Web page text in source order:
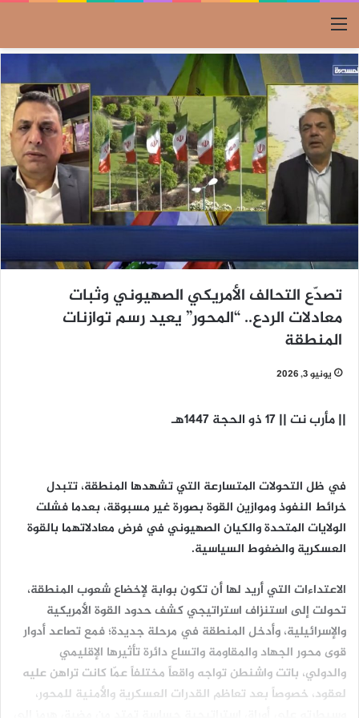
القائمة
تصدّع التحالف الأمريكي الصهيوني وثبات
معادلات الردع.. “المحور” يعيد رسم توازنات
المنطقة
يونيو 3, 2026
|| مأرب نت || 17 ذو الحجة 1447هـ
في ظل التحولات المتسارعة التي تشهدها المنطقة، تتبدل
خرائط النفوذ وموازين القوة بصورة غير مسبوقة، بعدما فشلت
الولايات المتحدة والكيان الصهيوني في فرض معادلاتهما بالقوة
العسكرية والضغوط السياسية.
الاعتداءات التي أريد لها أن تكون بوابة لإخضاع شعوب المنطقة،
تحولت إلى استنزاف استراتيجي كشف حدود القوة الأمريكية
والإسرائيلية، وأدخل المنطقة في مرحلة جديدة؛ فمع تصاعد أدوار
قوى محور الجهاد والمقاومة واتساع دائرة تأثيرها الإقليمي
والدولي، باتت واشنطن تواجه واقعاً مختلفاً عمّا كانت تراهن عليه
لعقود، خصوصاً بعد تعاظم القدرات العسكرية والأمنية للمحور،